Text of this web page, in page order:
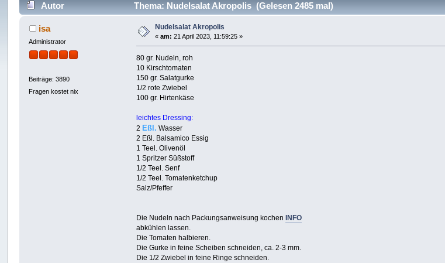
Autor Thema: Nudelsalat Akropolis (Gelesen 2485 mal)
isa
Administrator
Beiträge: 3890
Fragen kostet nix
Nudelsalat Akropolis
«am: 21 April 2023, 11:59:25 »
80 gr. Nudeln, roh
10 Kirschtomaten
150 gr. Salatgurke
1/2 rote Zwiebel
100 gr. Hirtenkäse
leichtes Dressing:
2 Eßl. Wasser
2 Eßl. Balsamico Essig
1 Teel. Olivenöl
1 Spritzer Süßstoff
1/2 Teel. Senf
1/2 Teel. Tomatenketchup
Salz/Pfeffer
Die Nudeln nach Packungsanweisung kochen
INFO
abkühlen lassen.
Die Tomaten halbieren.
Die Gurke in feine Scheiben schneiden, ca. 2-3 mm.
Die 1/2 Zwiebel in feine Ringe schneiden.